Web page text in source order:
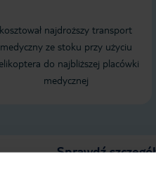
kosztował najdroższy transport
medyczny ze stoku przy użyciu
do najbliższej placówki
medycznej
Sprawdź